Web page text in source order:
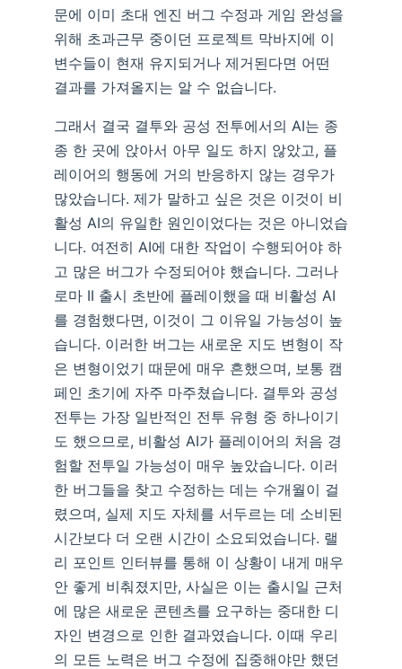
문에 이미 초대 엔진 버그 수정과 게임 완성을
위해 초과근무 중이던 프로젝트 막바지에 이
변수들이 현재 유지되거나 제거된다면 어떤
결과를 가져올지는 알 수 없습니다.
그래서 결국 결투와 공성 전투에서의 AI는 종
종 한 곳에 앉아서 아무 일도 하지 않았고, 플
레이어의 행동에 거의 반응하지 않는 경우가
많았습니다. 제가 말하고 싶은 것은 이것이 비
활성 AI의 유일한 원인이었다는 것은 아니었습
니다. 여전히 AI에 대한 작업이 수행되어야 하
고 많은 버그가 수정되어야 했습니다. 그러나
로마 II 출시 초반에 플레이했을 때 비활성 AI
를 경험했다면, 이것이 그 이유일 가능성이 높
습니다. 이러한 버그는 새로운 지도 변형이 작
은 변형이었기 때문에 매우 흔했으며, 보통 캠
페인 초기에 자주 마주쳤습니다. 결투와 공성
전투는 가장 일반적인 전투 유형 중 하나이기
도 했으므로, 비활성 AI가 플레이어의 처음 경
험할 전투일 가능성이 매우 높았습니다. 이러
한 버그들을 찾고 수정하는 데는 수개월이 걸
렸으며, 실제 지도 자체를 서두르는 데 소비된
시간보다 더 오랜 시간이 소요되었습니다. 랠
리 포인트 인터뷰를 통해 이 상황이 내게 매우
안 좋게 비춰졌지만, 사실은 이는 출시일 근처
에 많은 새로운 콘텐츠를 요구하는 중대한 디
자인 변경으로 인한 결과였습니다. 이때 우리
의 모든 노력은 버그 수정에 집중해야만 했던